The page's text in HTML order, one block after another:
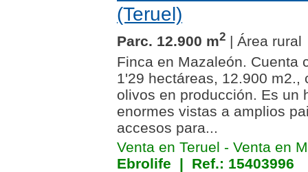
(Teruel)
Parc. 12.900 m2 | Área rural
Finca en Mazaleón. Cuenta
1'29 hectáreas, 12.900 m2.,
olivos en producción. Es un
enormes vistas a amplios
accesos para...
Venta en Teruel - Venta en
Ebrolife | Ref.: 15403996